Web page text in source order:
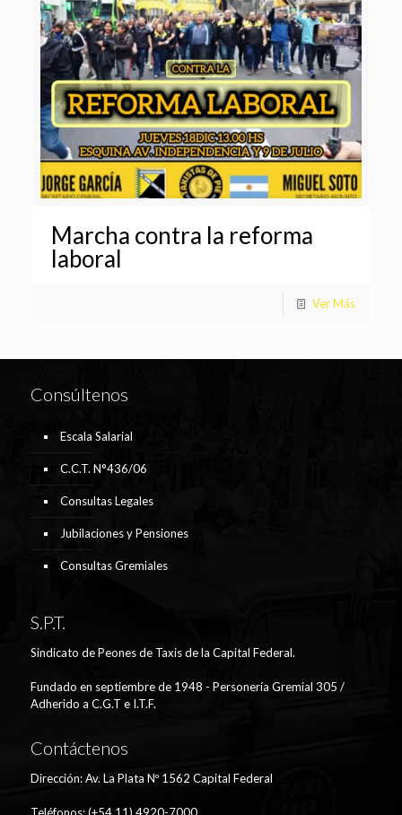
Marcha contra la reforma
laboral
Ver Más
Consúltenos
Escala Salarial
C.C.T. N°436/06
Consultas Legales
Jubilaciones y Pensiones
Consultas Gremiales
S.P.T.
Sindicato de Peones de Taxis de la Capital Federal.
Fundado en septiembre de 1948 - Personería Gremial 305 /
Adherido a C.G.T e I.T.F.
Contáctenos
Dirección: Av. La Plata Nº 1562 Capital Federal